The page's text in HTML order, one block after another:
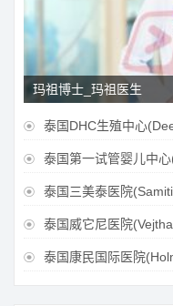
玛祖博士_玛祖医生
 泰国DHC生殖中心
 泰国第一试管婴儿中
 泰国三美泰医院
 泰国威它尼医院
 泰国康民国际医院